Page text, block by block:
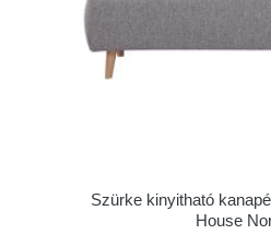
Szürke kinyitható
House